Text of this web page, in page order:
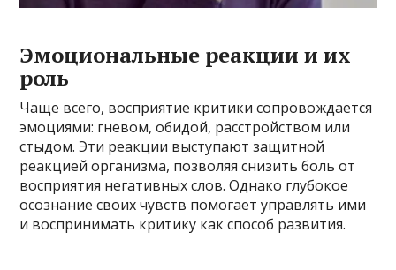
Эмоциональные реакции и их
роль
Чаще всего, восприятие критики сопровождается
эмоциями: гневом, обидой, расстройством или
стыдом. Эти реакции выступают защитной
реакцией организма, позволяя снизить боль от
восприятия негативных слов. Однако глубокое
осознание своих чувств помогает управлять ими
и воспринимать критику как способ развития.